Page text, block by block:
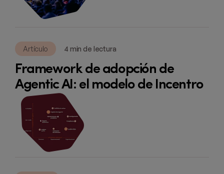
Artículo 4 min de lectura
Framework de adopción de
Agentic AI: el modelo de Incentro